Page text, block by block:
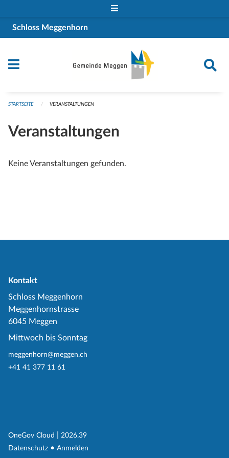
Schloss Meggenhorn
STARTSEITE VERANSTALTUNGEN
Veranstaltungen
Keine Veranstaltungen gefunden.
Kontakt
Schloss Meggenhorn
Meggenhornstrasse
6045 Meggen
Mittwoch bis Sonntag
meggenhorn@meggen.ch
+41 41 377 11 61
OneGov Cloud (External Link)
2026.39
Datenschutz (External Link)
Anmelden